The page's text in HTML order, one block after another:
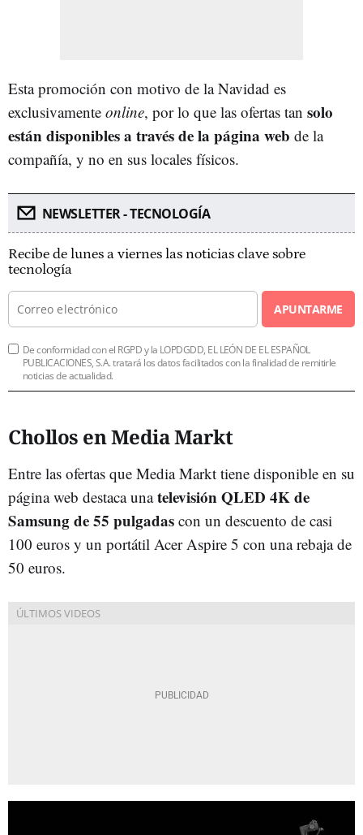
Esta promoción con motivo de la Navidad es
exclusivamente online, por lo que las ofertas tan solo
están disponibles a través de la página web de la
compañía, y no en sus locales físicos.
NEWSLETTER - TECNOLOGÍA
Recibe de lunes a viernes las noticias clave sobre
tecnología
APUNTARME
De conformidad con el RGPD y la LOPDGDD, EL LEÓN DE EL ESPAÑOL
PUBLICACIONES, S.A. tratará los datos facilitados con la finalidad de remitirle
noticias de actualidad.
Chollos en Media Markt
Entre las ofertas que Media Markt tiene disponible en su
página web destaca unatelevisión QLED 4K de
Samsung de 55 pulgadas con un descuento de casi
100 euros y un portátil Acer Aspire 5 con una rebaja de
50 euros.